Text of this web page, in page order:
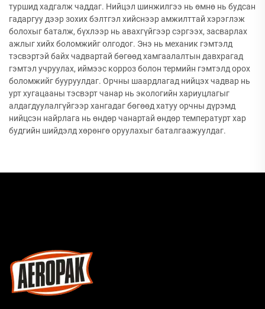
туршид хадгалж чаддаг. Нийцэл шинжилгээ нь өмнө нь будсан
гадаргуу дээр зохих бэлтгэл хийснээр амжилттай хэрэглэж
болохыг баталж, бүхлээр нь авахгүйгээр сэргээх, засварлах
ажлыг хийх боломжийг олгодог. Энэ нь механик гэмтэлд
тэсвэртэй байх чадвартай бөгөөд хамгаалалтын давхрагад
гэмтэл учруулах, иймээс корроз болон термийн гэмтэлд орох
боломжийг бууруулдаг. Орчны шаардлагад нийцэх чадвар нь
урт хугацааны тэсвэрт чанар нь экологийн хариуцлагыг
алдагдуулалгүйгээр хангадаг бөгөөд хатуу орчны дүрэмд
нийцсэн найрлага нь өндөр чанартай өндөр температурт хар
будгийн шийдэлд хөрөнгө оруулахыг баталгаажуулдаг.